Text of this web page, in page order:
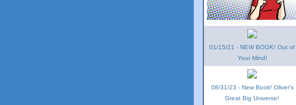
01/15/21 - NEW BOOK! Out of
Your Mind!
08/31/23 - New Book! Oliver's
Great Big Universe!